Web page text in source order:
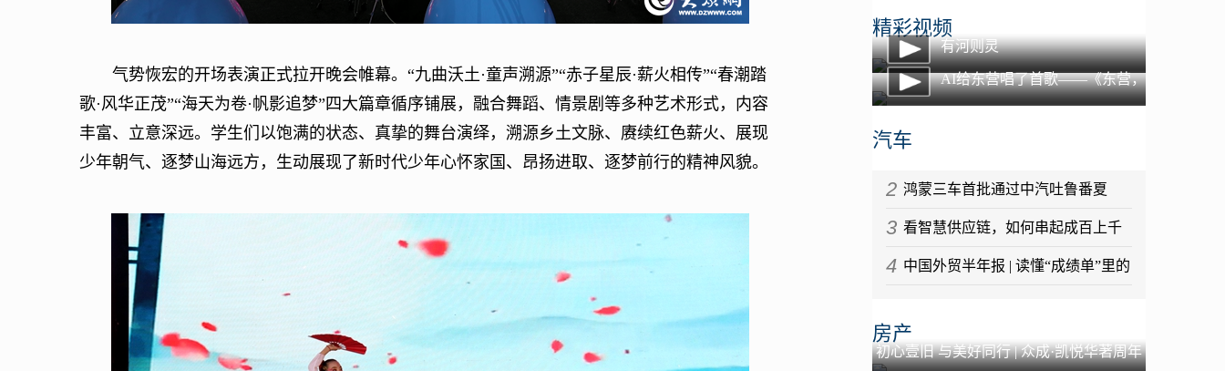
气势恢宏的开场表演正式拉开晚会帷幕。“九曲沃土·童声溯源”“赤子星辰·薪火相传”“春潮踏
歌·风华正茂”“海天为卷·帆影追梦”四大篇章循序铺展，融合舞蹈、情景剧等多种艺术形式，内容
丰富、立意深远。学生们以饱满的状态、真挚的舞台演绎，溯源乡土文脉、赓续红色薪火、展现
少年朝气、逐梦山海远方，生动展现了新时代少年心怀家国、昂扬进取、逐梦前行的精神风貌。